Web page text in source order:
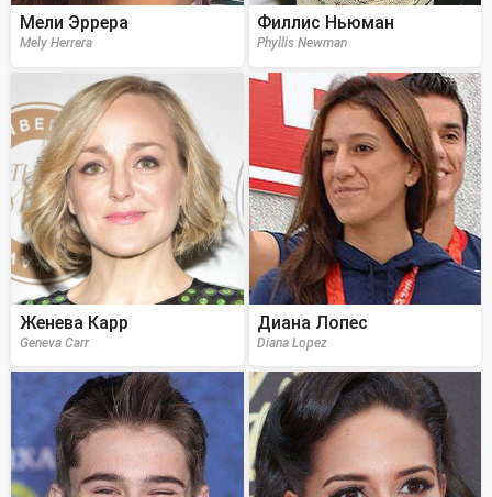
Мели Эррера
Mely Herrera
Филлис Ньюман
Phyllis Newman
Женева Карр
Geneva Carr
Диана Лопес
Diana Lopez